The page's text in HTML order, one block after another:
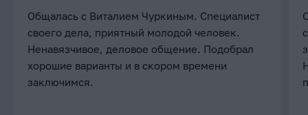
Общалась с Виталием Чуркиным. Специалист
своего дела, приятный молодой человек.
Ненавязчивое, деловое общение. Подобрал
хорошие варианты и в скором времени
заключимся.